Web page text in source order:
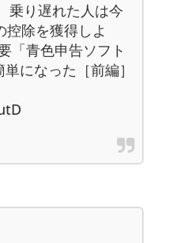
乗り遅れた人は今
除を獲得しよ
「青色申告ソフト
になった［前編］